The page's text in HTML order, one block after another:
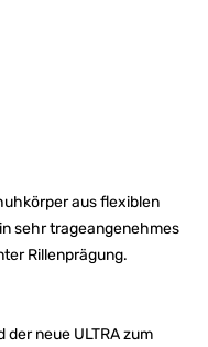
aus flexiblen
sehr trageangenehmes
Rillenprägung.
der neue ULTRA zum